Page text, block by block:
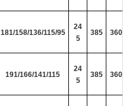
181/158/136/115/95
24
5
385 360
191/166/141/115
24
5
385 360